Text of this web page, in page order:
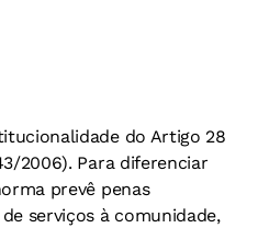
do Artigo 28
2006). Para diferenciar
prevê penas
serviços à comunidade,